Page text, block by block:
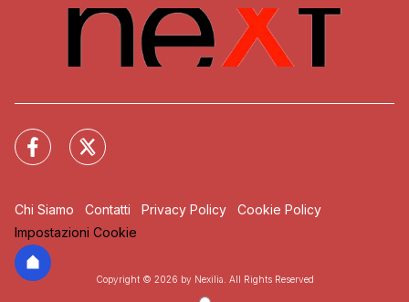
Chi Siamo Contatti Privacy Policy
Cookie Policy
Impostazioni Cookie
Copyright © 2026 by Nexilia. All Rights Reserved